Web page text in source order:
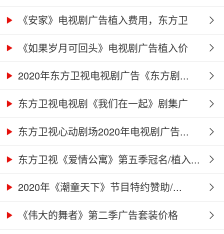
《安家》电视剧广告植入费用，东方卫
视...《如果岁月可回头》电视剧广告植入价
格...2020年东方卫视电视剧广告《东方剧...
东方卫视电视剧《我们在一起》剧集广
告...东方卫视心动剧场2020年电视剧广告...
东方卫视《爱情公寓》第五季冠名/植入...
2020年《潮童天下》节目特约赞助/...
《伟大的舞者》第二季广告套装价格